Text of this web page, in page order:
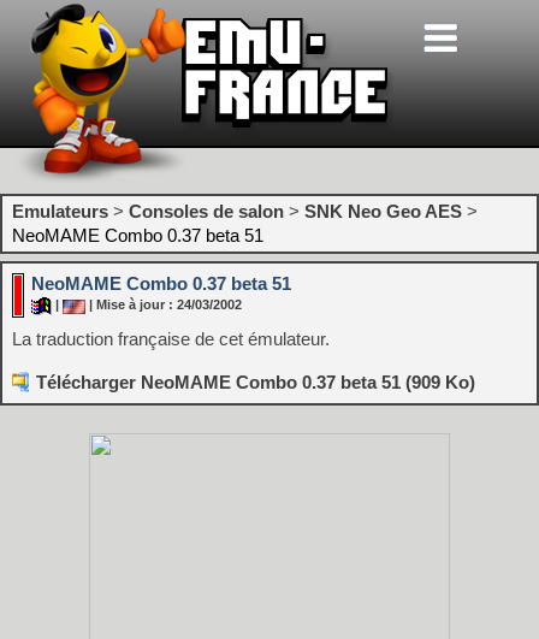
Emulateurs > Consoles de salon > SNK Neo Geo AES >
NeoMAME Combo 0.37 beta 51
NeoMAME Combo 0.37 beta 51
| Mise à jour : 24/03/2002
La traduction française de cet émulateur.
Télécharger NeoMAME Combo 0.37 beta 51 (909 Ko)